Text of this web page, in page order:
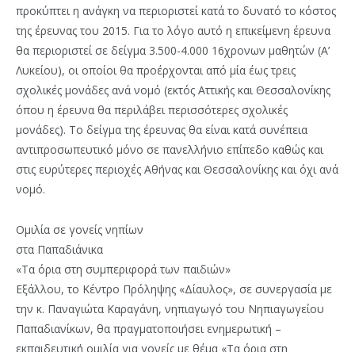
προκύπτει η ανάγκη να περιοριστεί κατά το δυνατό το κόστος
της έρευνας του 2015. Για το λόγο αυτό η επικείμενη έρευνα
θα περιοριστεί σε δείγμα 3.500-4.000 16χρονων μαθητών (Α’
Λυκείου), οι οποίοι θα προέρχονται από μία έως τρεις
σχολικές μονάδες ανά νομό (εκτός Αττικής και Θεσσαλονίκης
όπου η έρευνα θα περιλάβει περισσότερες σχολικές
μονάδες). Το δείγμα της έρευνας θα είναι κατά συνέπεια
αντιπροσωπευτικό μόνο σε πανελλήνιο επίπεδο καθώς και
στις ευρύτερες περιοχές Αθήνας και Θεσσαλονίκης και όχι ανά
νομό.
Ομιλία σε γονείς νηπίων
στα Παπαδιάνικα
«Τα όρια στη συμπεριφορά των παιδιών»
Εξάλλου, το Κέντρο Πρόληψης «Δίαυλος», σε συνεργασία με
την κ. Παναγιώτα Καραγάνη, νηπιαγωγό του Νηπιαγωγείου
Παπαδιανίκων, θα πραγματοποιήσει ενημερωτική –
εκπαιδευτική ομιλία για γονείς με θέμα «Τα όρια στη